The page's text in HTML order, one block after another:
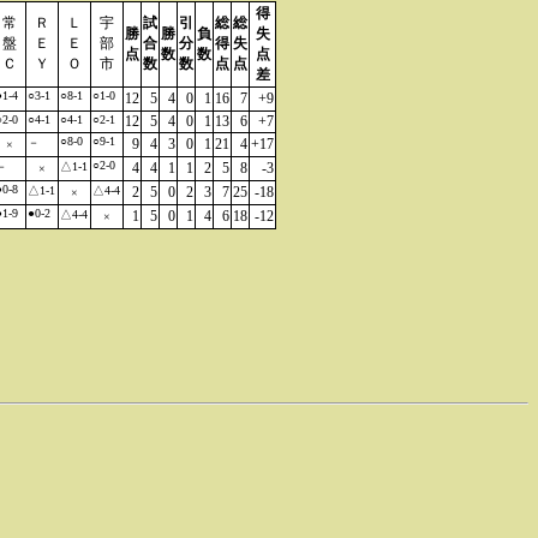
常
盤
Ｃ
Ｒ
Ｅ
Ｙ
Ｌ
Ｅ
Ｏ
宇
部
市
勝
点
試
合
数
勝
数
引
分
数
負
数
総
得
点
総
失
点
得
失
点
差
4 ○3-1 ○8-1 ○1-0 12 5 4 0 1 16 7
+9
0 ○4-1 ○4-1 ○2-1 12 5 4 0 1 13 6
+7
× － ○8-0 ○9-1 9 4 3 0 1 21 4 +17
－ × △1-1 ○2-0 4 4 1 1 2 5 8
-3
8 △1-1 × △4-4 2 5 0 2 3 7 25 -18
9 ●0-2 △4-4 × 1 5 0 1 4 6 18 -12